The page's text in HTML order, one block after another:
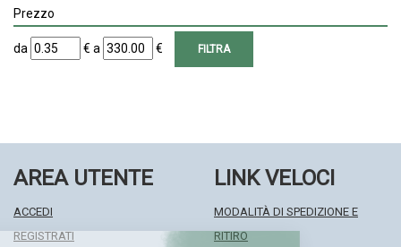
Prezzo
filtra
da
da €
filtra
a
a €
AREA UTENTE
ACCEDI
REGISTRATI
LINK VELOCI
MODALITÀ DI SPEDIZIONE E
RITIRO